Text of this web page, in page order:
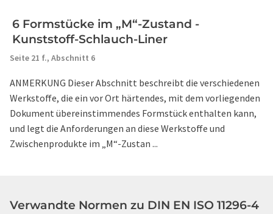
6 Formstücke im „M“-Zustand -
Kunststoff-Schlauch-Liner
Seite 21 f., Abschnitt 6
ANMERKUNG Dieser Abschnitt beschreibt die verschiedenen
Werkstoffe, die ein vor Ort härtendes, mit dem vorliegenden
Dokument übereinstimmendes Formstück enthalten kann,
und legt die Anforderungen an diese Werkstoffe und
Zwischenprodukte im „M“-Zustan ...
Verwandte Normen zu DIN EN ISO 11296-4